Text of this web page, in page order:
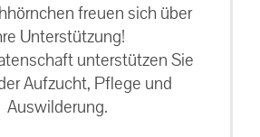
freuen sich über
Unterstützung!
unterstützen Sie
Aufzucht, Pflege und
Auswilderung.